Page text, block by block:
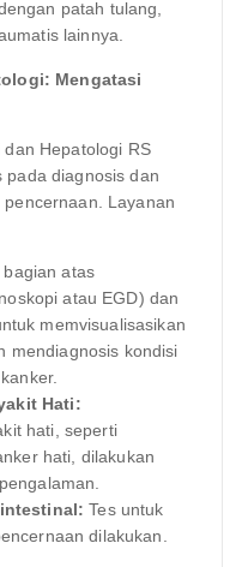
patah tulang,
lainnya.
Mengatasi
Hepatologi RS
pada diagnosis dan
Layanan
bagian atas
atau EGD) dan
memvisualisasikan
mendiagnosis kondisi
Hati:
hati, seperti
hati, dilakukan
Tes untuk
dilakukan.